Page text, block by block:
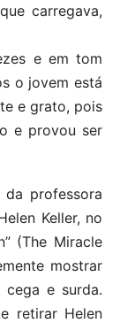
carregava,
e em tom
o jovem está
e grato, pois
e provou ser
da professora
Keller, no
(The Miracle
mostrar
e surda.
retirar Helen